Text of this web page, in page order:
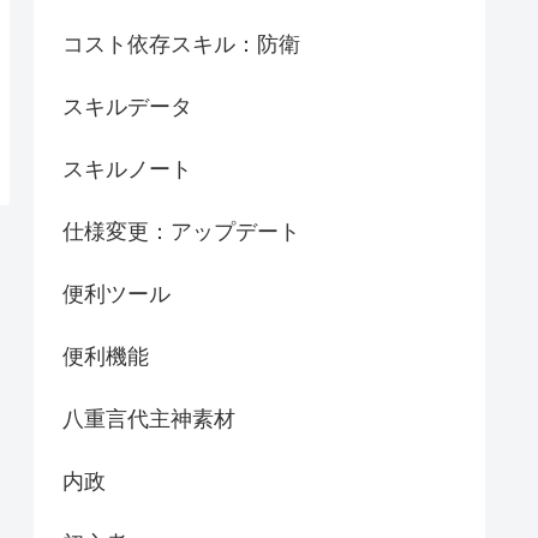
コスト依存スキル：防衛
スキルデータ
スキルノート
仕様変更：アップデート
便利ツール
便利機能
八重言代主神素材
内政